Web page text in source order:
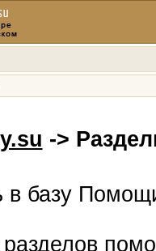
->
в базу